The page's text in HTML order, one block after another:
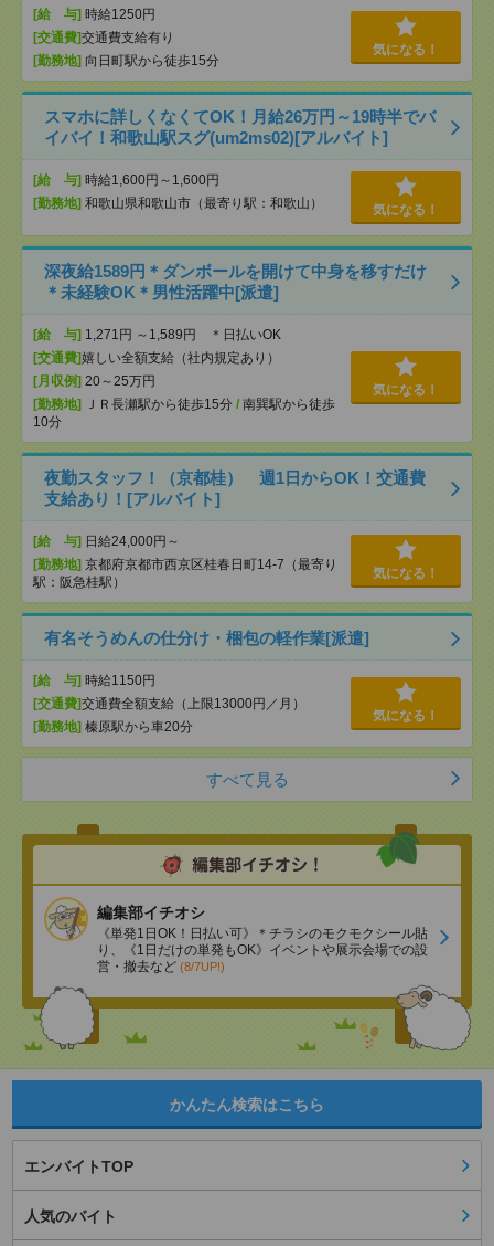
[給 与] 時給1250円
[交通費]交通費支給有り
[勤務地] 向日町駅から徒歩15分
気になる！
スマホに詳しくなくてOK！月給26万円～19時半でバ
イバイ！和歌山駅スグ(um2ms02)[アルバイト]
[給 与] 時給1,600円～1,600円
[勤務地] 和歌山県和歌山市（最寄り駅：和歌山） 気になる！
深夜給1589円＊ダンボールを開けて中身を移すだけ
＊未経験OK＊男性活躍中[派遣]
[給 与] 1,271円 ～1,589円 ＊日払いOK
[交通費]嬉しい全額支給（社内規定あり）
[月収例] 20～25万円
[勤務地]
ＪＲ長瀬駅から徒歩15分 / 南巽駅から徒歩
10分
気になる！
夜勤スタッフ！（京都桂） 週1日からOK！交通費
支給あり！[アルバイト]
[給 与] 日給24,000円～
[勤務地] 京都府京都市西京区桂春日町14-7（最寄り
駅：阪急桂駅）
気になる！
有名そうめんの仕分け・梱包の軽作業[派遣]
[給 与] 時給1150円
[交通費]交通費全額支給（上限13000円／月）
[勤務地] 榛原駅から車20分
気になる！
すべて見る
編集部イチオシ
《単発1日OK！日払い可》＊チラシのモクモクシール貼
り、《1日だけの単発もOK》イベントや展示会場での設
営・撤去など (8/7UP!)
かんたん検索はこちら
エンバイトTOP
人気のバイト